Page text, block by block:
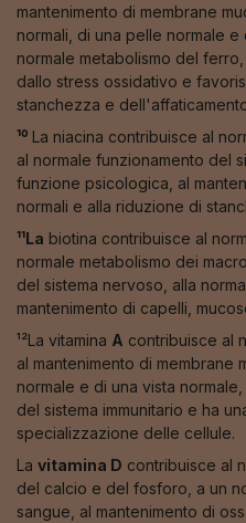
mantenimento di membrane
normali, di una pelle normale
normale metabolismo del
dallo stress ossidativo e
stanchezza e
¹⁰ La niacina contribuisce al
al normale funzionamento del
funzione psicologica, al
normali e alla riduzione di
¹¹La biotina contribuisce al
normale metabolismo dei
del sistema nervoso, alla
mantenimento di capelli,
¹²La vitamina A contribuisce al
al mantenimento di membrane
normale e di una vista
del sistema immunitario e ha
specializzazione delle cellule.
La vitamina D contribuisce al
del calcio e del fosforo, a un
sangue, al mantenimento di